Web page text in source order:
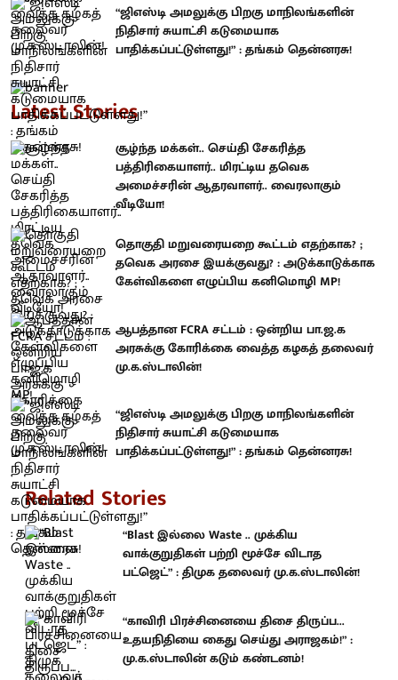
“ஜிஎஸ்டி அமலுக்கு பிறகு மாநிலங்களின்
நிதிசார் சுயாட்சி கடுமையாக
பாதிக்கப்பட்டுள்ளது!” : தங்கம் தென்னரசு!
Latest Stories
சூழ்ந்த மக்கள்.. செய்தி சேகரித்த
பத்திரிகையாளர்.. மிரட்டிய தவெக
அமைச்சரின் ஆதரவாளர்.. வைரலாகும்
வீடியோ!
தொகுதி மறுவரையறை கூட்டம் எதற்காக? ;
தவெக அரசை இயக்குவது? : அடுக்காடுக்காக
கேள்விகளை எழுப்பிய கனிமொழி MP!
ஆபத்தான FCRA சட்டம் : ஒன்றிய பா.ஜ.க
அரசுக்கு கோரிக்கை வைத்த கழகத் தலைவர்
மு.க.ஸ்டாலின்!
“ஜிஎஸ்டி அமலுக்கு பிறகு மாநிலங்களின்
நிதிசார் சுயாட்சி கடுமையாக
பாதிக்கப்பட்டுள்ளது!” : தங்கம் தென்னரசு!
Related Stories
“Blast இல்லை Waste .. முக்கிய
வாக்குறுதிகள் பற்றி மூச்சே விடாத
பட்ஜெட்” : திமுக தலைவர் மு.க.ஸ்டாலின்!
“காவிரி பிரச்சினையை திசை திருப்ப...
உதயநிதியை கைது செய்து அராஜகம்!” :
மு.க.ஸ்டாலின் கடும் கண்டனம்!